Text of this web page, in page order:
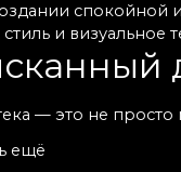
спокойной
стиль и
— это не
или
ещё